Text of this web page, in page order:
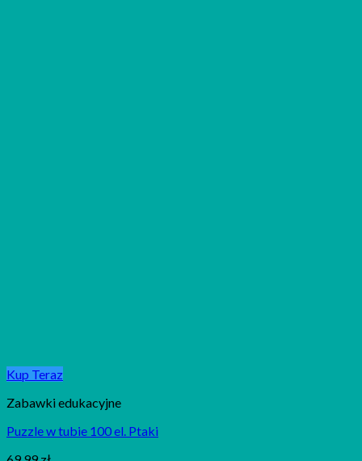
Kup Teraz
Zabawki edukacyjne
Puzzle w tubie 100 el. Ptaki